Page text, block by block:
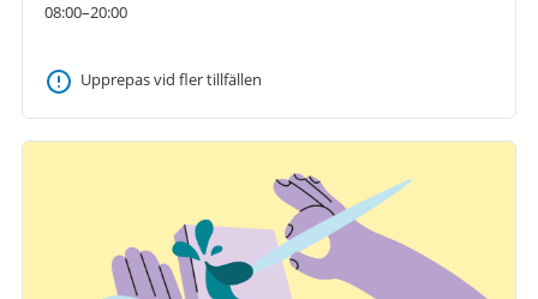
08:00–20:00
Upprepas vid fler tillfällen